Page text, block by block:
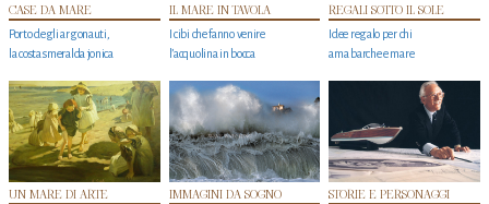
CASE DA MARE
Porto degli argonauti,
la costa smeralda jonica
IL MARE IN TAVOLA
I cibi che fanno venire
l’acquolina in bocca
REGALI SOTTO IL SOLE
Idee regalo per chi
ama barche e mare
UN MARE DI ARTE IMMAGINI DA SOGNO STORIE E PERSONAGGI